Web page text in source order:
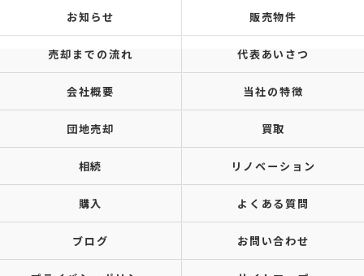
お知らせ 販売物件
売却までの流れ 代表あいさつ
会社概要 当社の特徴
団地売却 買取
相続 リノベーション
購入 よくある質問
ブログ お問い合わせ